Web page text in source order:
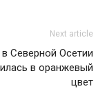
Next article
Северной Осетии
в оранжевый
цвет